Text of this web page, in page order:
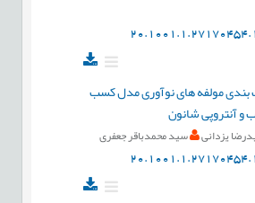
مولفه های نوآوری مدل کسب
و آنتروپی شانون
یزدانی سید محمدباقر جعفری